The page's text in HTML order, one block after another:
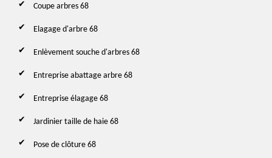
Coupe arbres 68
Elagage d'arbre 68
Enlèvement souche d'arbres 68
Entreprise abattage arbre 68
Entreprise élagage 68
Jardinier taille de haie 68
Pose de clôture 68